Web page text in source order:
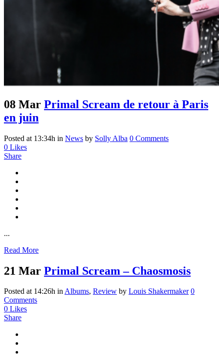
08 Mar Primal Scream de retour à Paris
en juin
Posted at 13:34h in News by Solly Alba 0 Comments
0 Likes
Share
...
Read More
21 Mar Primal Scream – Chaosmosis
Posted at 14:26h inAlbums, Review by Louis Shakermaker 0
Comments
0 Likes
Share